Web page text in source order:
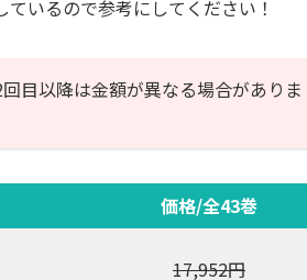
いるので参考にしてください！
目以降は金額が異なる場合がありま
価格/全43巻
17,952円